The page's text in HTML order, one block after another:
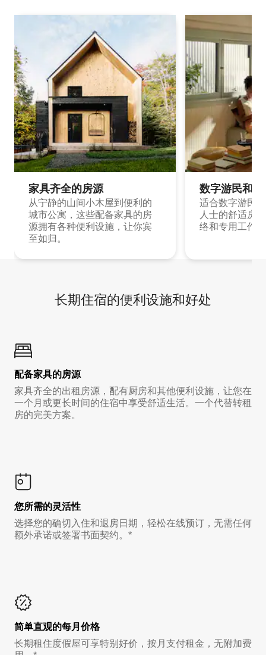
家具齐全的房源
从宁静的山间小木屋到便利的
城市公寓，这些配备家具的房
源拥有各种便利设施，让你宾
至如归。
数字游民和
适合数字游民
人士的舒适房
络和专用工作
长期住宿的便利设施和好处
配备家具的房源
家具齐全的出租房源，配有厨房和其他便利设施，让您在
一个月或更长时间的住宿中享受舒适生活。一个代替转租
房的完美方案。
您所需的灵活性
选择您的确切入住和退房日期，轻松在线预订，无需任何
额外承诺或签署书面契约。*
简单直观的每月价格
长期租住度假屋可享特别好价，按月支付租金，无附加费